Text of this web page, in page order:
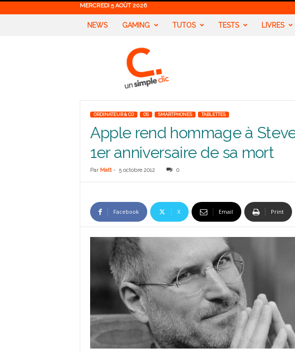
MERCREDI 5 AOÛT 2026
NEWS GAMING TUTOS TESTS LIVRES
ORDINATEUR & CO OS SMARTPHONES TABLETTES
Apple rend hommage à
1er anniversaire de sa mort
Par Matt- 5 octobre 2012 0
Facebook X Email Print